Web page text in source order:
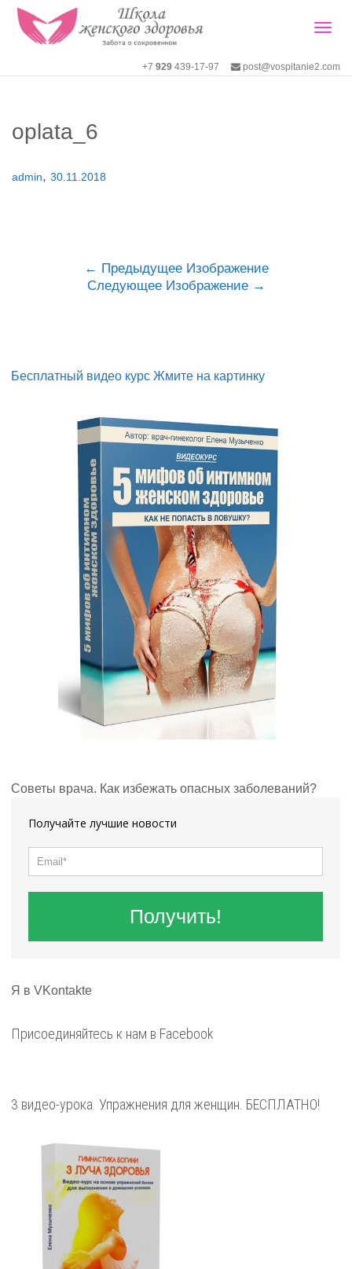
+7 929 439-17-97 post@vospitanie2.com
oplata_6
admin, 30.11.2018
Предыдущее Изображение
Следующее Изображение
Бесплатный видео курс Жмите на картинку
Советы врача. Как избежать опасных заболеваний?
Получайте лучшие новости
Получить!
Я в VKontakte
Присоединяйтесь к нам в Facebook
3 видео-урока. Упражнения для женщин. БЕСПЛАТНО!